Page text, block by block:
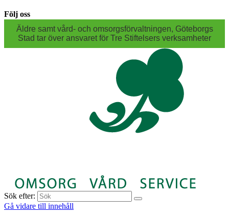
Följ oss
Äldre samt vård- och omsorgsförvaltningen, Göteborgs
Stad tar över ansvaret för Tre Stiftelsers verksamheter
Sök efter:
Gå vidare till innehåll